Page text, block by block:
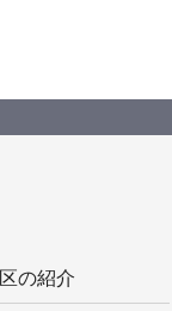
区の紹介